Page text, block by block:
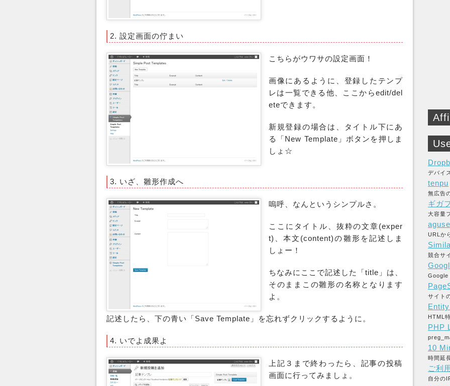
2. 設定画面の佇まい
こちらがウワサの設定画面！
画像にあるように、登録したテンプ
レは一覧できる他、ここからedit/del
eteできます。
新規登録の場合は、タイトル下にあ
る「New Template」ボタンを押しま
しょ☆
3. いざ、雛形作成へ
嗚呼、なんというシンプルさ。
ここにタイトル、抜粋の文章(exper
t)、本文(content)の雛形を記述しま
しょー！
ちなみにここで記述した「title」は、
そのままこの雛形の名称となります
よ。
記述したら、下の青い「Save Template」を忘れずクリックするように。
4. いでよ成果よ
上記３まで終わったら、記事の投稿
画面に行ってみましょ。
デバイ
tenpu
無広告
ギガ
大容量
URLか
競合サ
Google
サイト
HTML
PHP
10
時間延
ご利
自分の